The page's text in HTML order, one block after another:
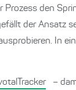
Prozess den
der Ansatz
In
–